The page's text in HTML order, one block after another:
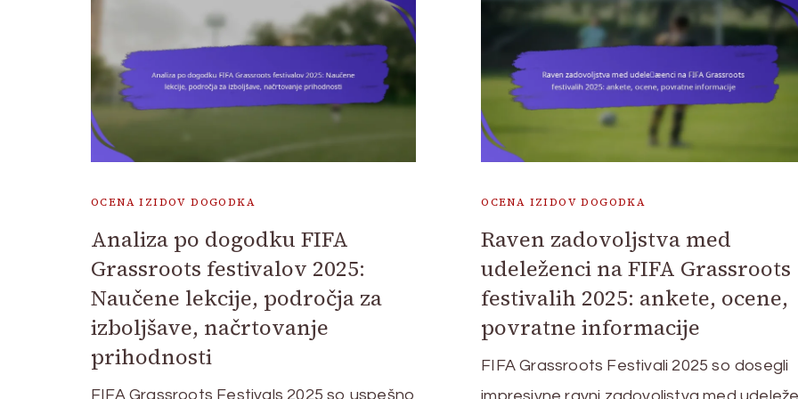
OCENA IZIDOV DOGODKA
Analiza po dogodku FIFA
Grassroots festivalov 2025:
Naučene lekcije, področja za
izboljšave, načrtovanje
prihodnosti
FIFA Grassroots Festivals 2025 so uspešno
OCENA IZIDOV DOGODKA
Raven zadovoljstva med
udeleženci na FIFA Grassroots
festivalih 2025: ankete, ocene,
povratne informacije
FIFA Grassroots Festivali 2025 so dosegli